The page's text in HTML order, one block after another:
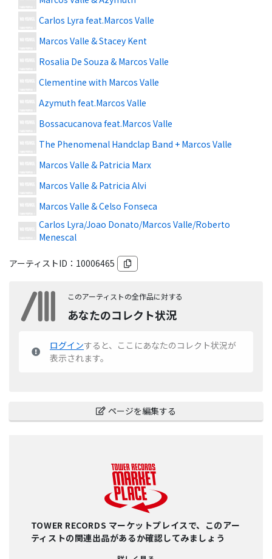
Carlos Lyra feat.Marcos Valle
Marcos Valle & Stacey Kent
Rosalia De Souza & Marcos Valle
Clementine with Marcos Valle
Azymuth feat.Marcos Valle
Bossacucanova feat.Marcos Valle
The Phenomenal Handclap Band + Marcos Valle
Marcos Valle & Patricia Marx
Marcos Valle & Patricia Alvi
Marcos Valle & Celso Fonseca
Carlos Lyra/Joao Donato/Marcos Valle/Roberto
Menescal
アーティストID： 10006465
このアーティストの全作品に対する
あなたのコレクト状況
ログインすると、ここにあなたのコレクト状況が
表示されます。
ページを編集する
TOWER RECORDS マーケットプレイスで、このアー
ティストの関連出品があるか確認してみましょう